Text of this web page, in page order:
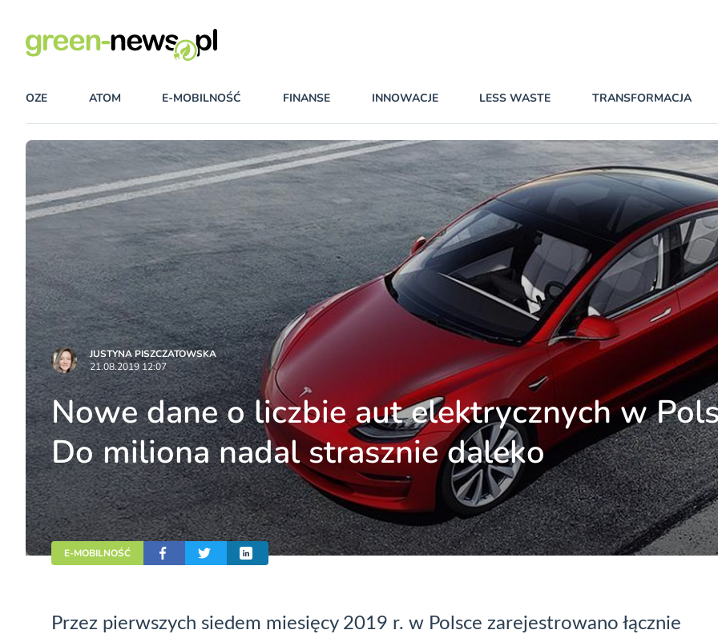
OZE ATOM E-MOBILNOŚĆ FINANSE INNOWACJE LESS WASTE TRANSFORMACJA
JUSTYNA PISZCZATOWSKA
21.08.2019 12:07
Nowe dane o liczbie aut elektrycznych w
Do miliona nadal strasznie daleko
E-MOBILNOŚĆ
Przez pierwszych siedem miesięcy 2019 r. w Polsce zarejestrowano łącznie